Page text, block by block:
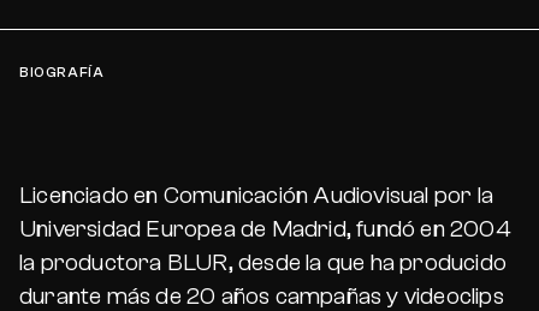
BIOGRAFÍA
Licenciado en Comunicación Audiovisual por la
Universidad Europea de Madrid, fundó en 2004
la productora BLUR, desde la que ha producido
durante más de 20 años campañas y videoclips